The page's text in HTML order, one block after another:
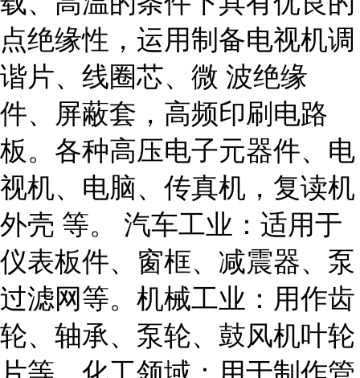
点绝缘性，运用制备电视机调
谐片、线圈芯、微 波绝缘
件、屏蔽套，高频印刷电路
板。各种高压电子元器件、电
视机、电脑、传真机，复读机
外壳 等。 汽车工业：适用于
仪表板件、窗框、减震器、泵
过滤网等。机械工业：用作齿
轮、轴承、泵轮、鼓风机叶轮